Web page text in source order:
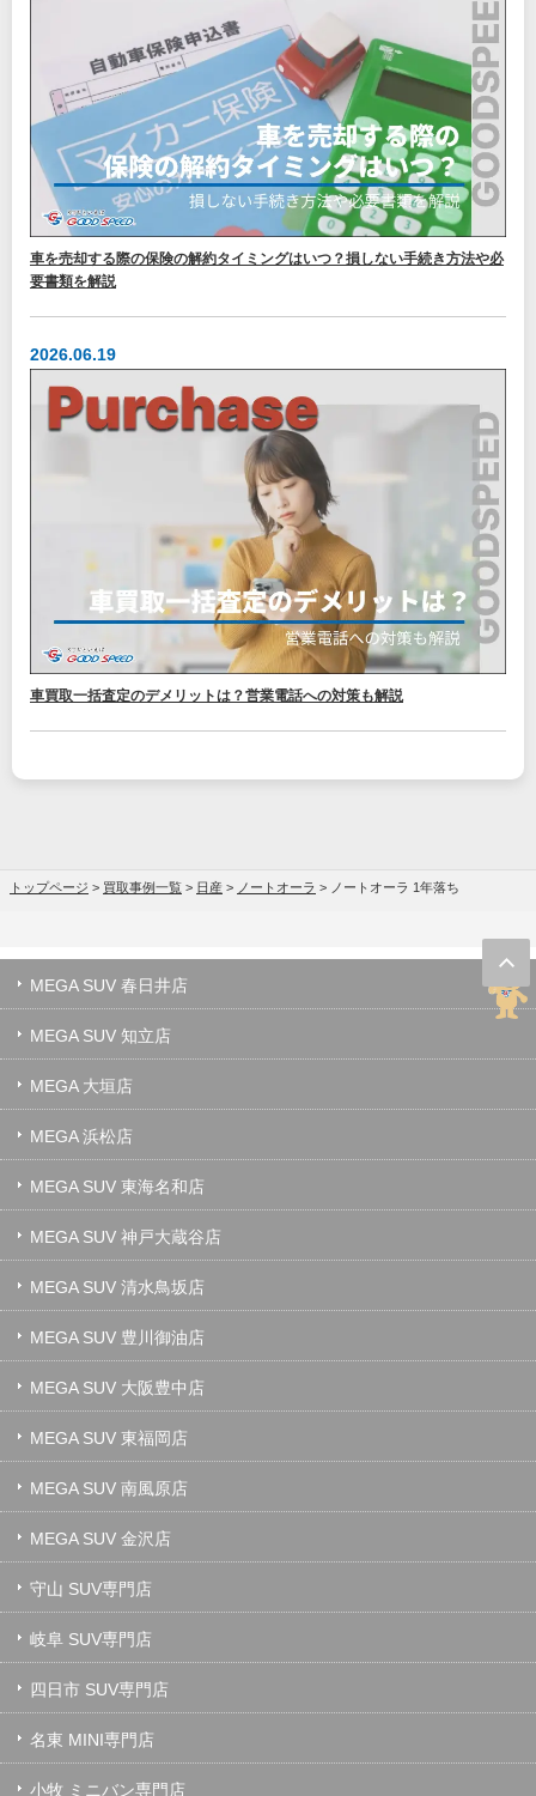
車を売却する際の保険の解約タイミングはいつ？損しない手続き方法や必
要書類を解説
2026.06.19
車買取一括査定のデメリットは？営業電話への対策も解説
トップページ > 買取事例一覧 > 日産 > ノートオーラ > ノートオーラ 1年落ち
MEGA SUV 春日井店
MEGA SUV 知立店
MEGA 大垣店
MEGA 浜松店
MEGA SUV 東海名和店
MEGA SUV 神戸大蔵谷店
MEGA SUV 清水鳥坂店
MEGA SUV 豊川御油店
MEGA SUV 大阪豊中店
MEGA SUV 東福岡店
MEGA SUV 南風原店
MEGA SUV 金沢店
守山 SUV専門店
岐阜 SUV専門店
四日市 SUV専門店
名東 MINI専門店
小牧 ミニバン専門店